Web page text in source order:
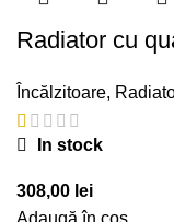
Radiator cu
Încălzitoare,
In stock
308,00 lei